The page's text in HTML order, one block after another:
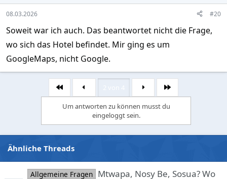
08.03.2026 #20
Soweit war ich auch. Das beantwortet nicht die Frage,
wo sich das Hotel befindet. Mir ging es um
GoogleMaps, nicht Google.
Erste
Letzte
Um antworten zu können musst du
eingeloggt sein.
Ähnliche Threads
Allgemeine Fragen Mtwapa, Nosy Be, Sosua? Wo